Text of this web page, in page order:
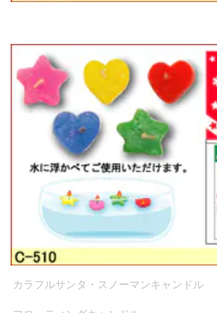
カラフルサンタ・スノーマンキャンドル